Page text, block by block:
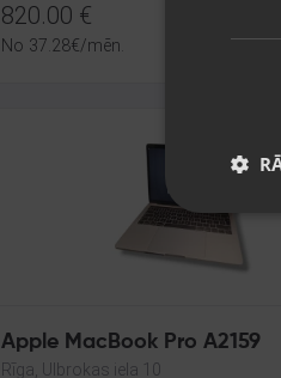
820.00 €
No 37.28€/mēn.
Apple MacBook Pro A2159
Rīga, Ulbrokas iela 10